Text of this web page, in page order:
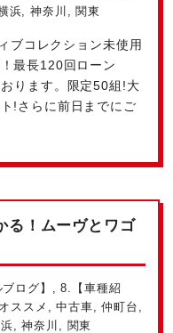
浜 ,神奈川 関東
ブコレクション未使用
最長120回ローン
ります。限定50組!大
!さらに前日までにご
る！ムーヴとワゴ
ログ】 ,8.【車種紹
オススメ ,中古車 ,仲町台
,神奈川 関東